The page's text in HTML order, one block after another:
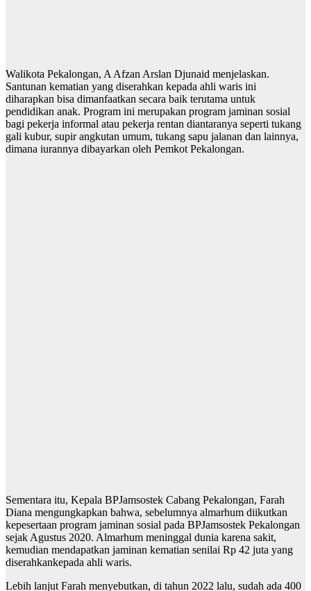
Walikota Pekalongan, A Afzan Arslan Djunaid menjelaskan.
Santunan kematian yang diserahkan kepada ahli waris ini
diharapkan bisa dimanfaatkan secara baik terutama untuk
pendidikan anak. Program ini merupakan program jaminan sosial
bagi pekerja informal atau pekerja rentan diantaranya seperti tukang
gali kubur, supir angkutan umum, tukang sapu jalanan dan lainnya,
dimana iurannya dibayarkan oleh Pemkot Pekalongan.
Sementara itu, Kepala BPJamsostek Cabang Pekalongan, Farah
Diana mengungkapkan bahwa, sebelumnya almarhum diikutkan
kepesertaan program jaminan sosial pada BPJamsostek Pekalongan
sejak Agustus 2020. Almarhum meninggal dunia karena sakit,
kemudian mendapatkan jaminan kematian senilai Rp 42 juta yang
diserahkankepada ahli waris.
Lebih lanjut Farah menyebutkan, di tahun 2022 lalu, sudah ada 400